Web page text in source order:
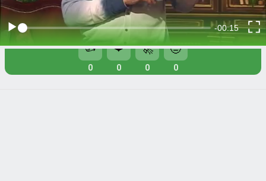
Видео Телешоу Выпуск 219 «Земные знаки зодиака». Дева
Выпуск 219 «Земные знаки зодиака». Дева
👍
0
❤️
0
🚀
0
🤨
0